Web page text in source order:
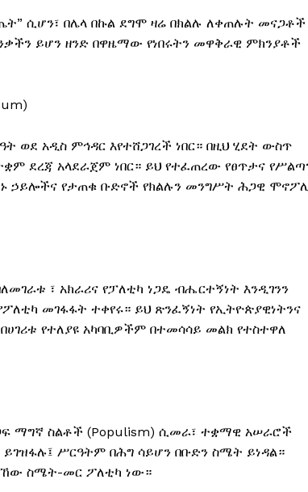
ሲሆን፣ በሌላ በኩል ደግሞ ዛሬ በክልሉ ለቀጠሉት መናጋቶች
ይሆን ዘንድ በዋዜማው የነበሩትን መዋቅራዊ ምክንያቶች
ወደ አዲስ ምኅዳር እየተሸጋገረች ነበር። በዚህ ሂደት ውስጥ
ደረጃ አላደራጀም ነበር። ይህ የተፈጠረው የፀጥታና
ኃይሎችና የታጠቁ ቡድኖች የክልሉን መንግሥት ሕጋዊ
፣ አክራሪና የፓለቲካ ነጋዴ ብሔርተኝነት እንዲገንን
መገፋፋት ተቀየሩ። ይህ ጽንፈኝነት የኢትዮጵያዊነትንና
የተለያዩ አካባቢዎችም በተመሳሳይ መልክ የተስተዋለ
ማግኛ ስልቶች (Populism) ሲመራ፣ ተቋማዊ አሠራሮች
ሥርዓትም በሕግ ሳይሆን በቡድን ስሜት ይነዳል።
ስሜት-መር ፖለቲካ ነው።